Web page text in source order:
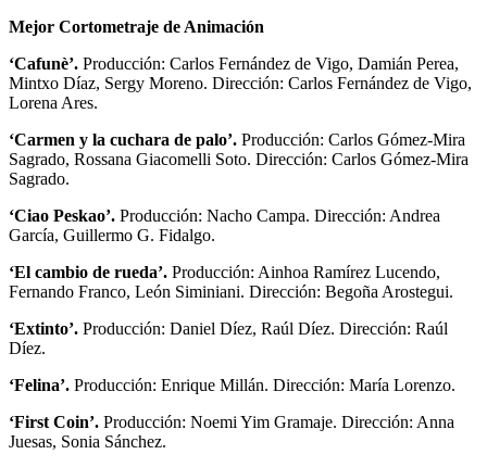
Mejor Cortometraje de Animación
‘Cafunè’. Producción: Carlos Fernández de Vigo, Damián Perea,
Mintxo Díaz, Sergy Moreno. Dirección: Carlos Fernández de Vigo,
Lorena Ares.
‘Carmen y la cuchara de palo’. Producción: Carlos Gómez-Mira
Sagrado, Rossana Giacomelli Soto. Dirección: Carlos Gómez-Mira
Sagrado.
‘Ciao Peskao’. Producción: Nacho Campa. Dirección: Andrea
García, Guillermo G. Fidalgo.
‘El cambio de rueda’. Producción: Ainhoa Ramírez Lucendo,
Fernando Franco, León Siminiani. Dirección: Begoña Arostegui.
‘Extinto’. Producción: Daniel Díez, Raúl Díez. Dirección: Raúl
Díez.
‘Felina’. Producción: Enrique Millán. Dirección: María Lorenzo.
‘First Coin’. Producción: Noemi Yim Gramaje. Dirección: Anna
Juesas, Sonia Sánchez.